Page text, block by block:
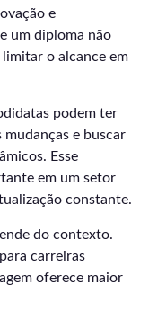
e
um diploma não
o alcance em
podem ter
mudanças e buscar
Esse
em um setor
constante.
do contexto.
carreiras
oferece maior